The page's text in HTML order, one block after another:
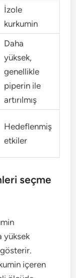
İzole
kurkumin
Daha
yüksek,
genellikle
piperin ile
artırılmış
Hedeflenmiş
etkiler
seçme
yüksek
içeren